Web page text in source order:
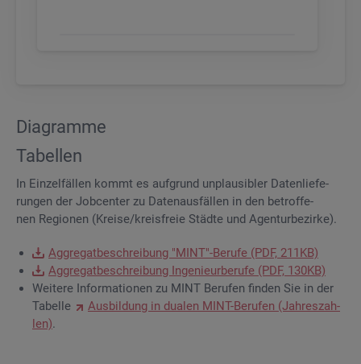
Dia­gram­me
Ta­bel­len
In Ein­zel­fäl­len kommt es auf­grund un­plau­si­bler Da­ten­lie­fe­
run­gen der Job­cen­ter zu Da­ten­aus­fäl­len in den be­trof­fe­
nen Re­gio­nen (Krei­se/kreis­freie Städ­te und Agen­tur­be­zir­ke).
Ag­gre­gat­be­schrei­bung "MINT"-Be­ru­fe (PDF, 211KB)
Ag­gre­gat­be­schrei­bung In­ge­nieur­be­ru­fe (PDF, 130KB)
Wei­te­re In­for­ma­tio­nen zu MINT Be­ru­fen fin­den Sie in der
Ta­bel­le
Aus­bil­dung in dua­len MINT-Be­ru­fen (Jah­res­zah­
len).